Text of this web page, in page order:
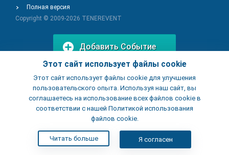
Этот сайт использует файлы cookie
Этот сайт использует файлы cookie для улучшения
пользовательского опыта. Используя наш сайт, вы
соглашаетесь на использование всех файлов cookie в
соответствии с нашей Политикой использования
файлов cookie.
Читать больше Я согласен
Полная версия
Copyright © 2009-2026 TENEREVENT
Добавить Событие
Добавить Заведение